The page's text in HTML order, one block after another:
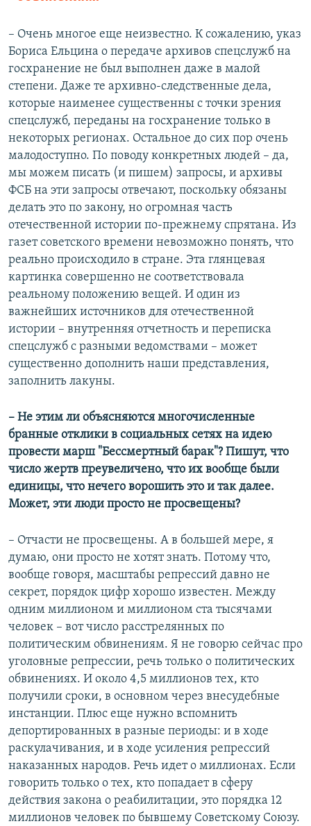
– Очень многое еще неизвестно. К сожалению, указ
Бориса Ельцина о передаче архивов спецслужб на
госхранение не был выполнен даже в малой
степени. Даже те архивно-следственные дела,
которые наименее существенны с точки зрения
спецслужб, переданы на госхранение только в
некоторых регионах. Остальное до сих пор очень
малодоступно. По поводу конкретных людей – да,
мы можем писать (и пишем) запросы, и архивы
ФСБ на эти запросы отвечают, поскольку обязаны
делать это по закону, но огромная часть
отечественной истории по-прежнему спрятана. Из
газет советского времени невозможно понять, что
реально происходило в стране. Эта глянцевая
картинка совершенно не соответствовала
реальному положению вещей. И один из
важнейших источников для отечественной
истории – внутренняя отчетность и переписка
спецслужб с разными ведомствами – может
существенно дополнить наши представления,
заполнить лакуны.
– Не этим ли объясняются многочисленные
бранные отклики в социальных сетях на идею
провести марш "Бессмертный барак"? Пишут, что
число жертв преувеличено, что их вообще были
единицы, что нечего ворошить это и так далее.
Может, эти люди просто не просвещены?
– Отчасти не просвещены. А в большей мере, я
думаю, они просто не хотят знать. Потому что,
вообще говоря, масштабы репрессий давно не
секрет, порядок цифр хорошо известен. Между
одним миллионом и миллионом ста тысячами
человек – вот число расстрелянных по
политическим обвинениям. Я не говорю сейчас про
уголовные репрессии, речь только о политических
обвинениях. И около 4,5 миллионов тех, кто
получили сроки, в основном через внесудебные
инстанции. Плюс еще нужно вспомнить
депортированных в разные периоды: и в ходе
раскулачивания, и в ходе усиления репрессий
наказанных народов. Речь идет о миллионах. Если
говорить только о тех, кто попадает в сферу
действия закона о реабилитации, это порядка 12
миллионов человек по бывшему Советскому Союзу.